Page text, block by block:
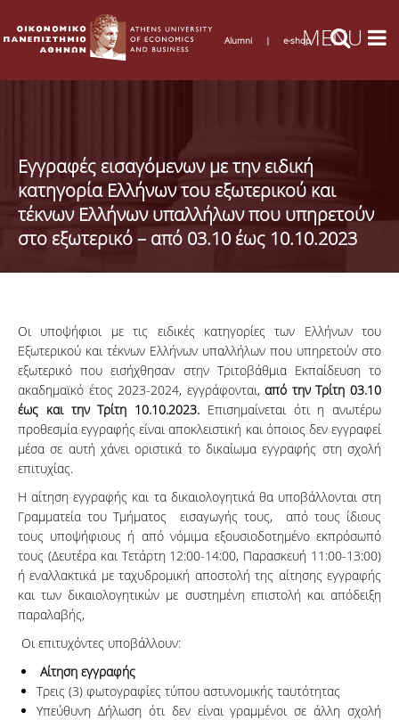
Alumni | e-shop
Εγγραφές εισαγόμενων με την ειδική
κατηγορία Ελλήνων του εξωτερικού και
τέκνων Ελλήνων υπαλλήλων που υπηρετούν
στο εξωτερικό – από 03.10 έως 10.10.2023
Οι υποψήφιοι με τις ειδικές κατηγορίες των Ελλήνων του
Εξωτερικού και τέκνων Ελλήνων υπαλλήλων που υπηρετούν στο
εξωτερικό που εισήχθησαν στην Τριτοβάθμια Εκπαίδευση το
ακαδημαϊκό έτος 2023-2024, εγγράφονται,από την Τρίτη 03.10
έως και την Τρίτη 10.10.2023. Επισημαίνεται ότι η ανωτέρω
προθεσμία εγγραφής είναι αποκλειστική και όποιος δεν εγγραφεί
μέσα σε αυτή χάνει οριστικά το δικαίωμα εγγραφής στη σχολή
επιτυχίας.
Η αίτηση εγγραφής και τα δικαιολογητικά θα υποβάλλονται στη
Γραμματεία του Τμήματος εισαγωγής τους, από τους ίδιους
τους υποψήφιους ή από νόμιμα εξουσιοδοτημένο εκπρόσωπό
τους (Δευτέρα και Τετάρτη 12:00-14:00, Παρασκευή 11:00-13:00)
ή εναλλακτικά με ταχυδρομική αποστολή της αίτησης εγγραφής
και των δικαιολογητικών με συστημένη επιστολή και απόδειξη
παραλαβής,
Οι επιτυχόντες υποβάλλουν:
Αίτηση εγγραφής
Τρεις (3) φωτογραφίες τύπου αστυνομικής ταυτότητας
Υπεύθυνη Δήλωση ότι δεν είναι γραμμένοι σε άλλη σχολή